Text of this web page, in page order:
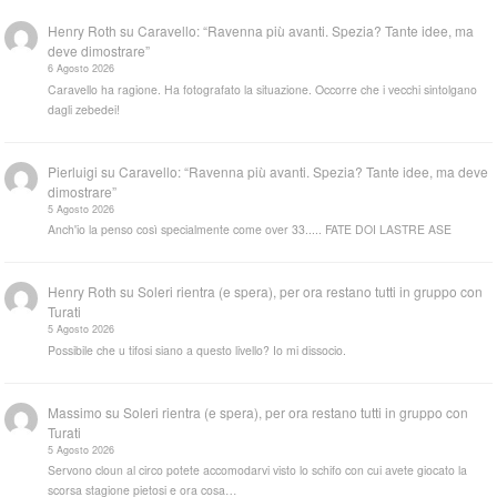
Henry Roth suCaravello: “Ravenna più avanti. Spezia? Tante idee, ma
deve dimostrare”
6 Agosto 2026
Caravello ha ragione. Ha fotografato la situazione. Occorre che i vecchi sintolgano
dagli zebedei!
Pierluigi suCaravello: “Ravenna più avanti. Spezia? Tante idee, ma deve
dimostrare”
5 Agosto 2026
Anch'io la penso così specialmente come over 33..... FATE DOI LASTRE ASE
Henry Roth suSoleri rientra (e spera), per ora restano tutti in gruppo con
Turati
5 Agosto 2026
Possibile che u tifosi siano a questo livello? Io mi dissocio.
Massimo suSoleri rientra (e spera), per ora restano tutti in gruppo con
Turati
5 Agosto 2026
Servono cloun al circo potete accomodarvi visto lo schifo con cui avete giocato la
scorsa stagione pietosi e ora cosa…